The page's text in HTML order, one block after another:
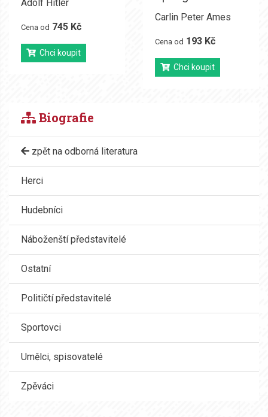
Adolf Hitler
Cena od 745 Kč
Chci koupit
Carlin Peter Ames
Cena od 193 Kč
Chci koupit
Biografie
zpět na odborná literatura
Herci
Hudebníci
Náboženští představitelé
Ostatní
Političtí představitelé
Sportovci
Umělci, spisovatelé
Zpěváci